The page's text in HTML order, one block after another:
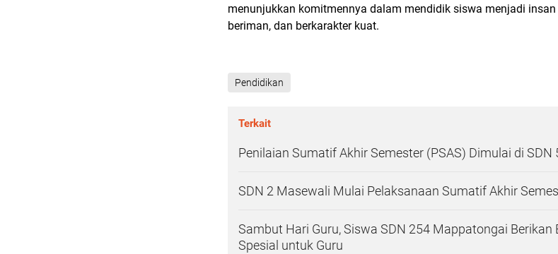
menunjukkan komitmennya dalam mendidik siswa menjadi insan
beriman, dan berkarakter kuat.
Pendidikan
Terkait
Penilaian Sumatif Akhir Semester (PSAS) Dimulai di SDN
SDN 2 Masewali Mulai Pelaksanaan Sumatif Akhir
Sambut Hari Guru, Siswa SDN 254 Mappatongai Berikan
Spesial untuk Guru